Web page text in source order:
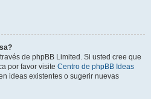
de phpBB Limited. Si usted cree que
por favor visite Centro de phpBB Ideas
ideas existentes o sugerir nuevas